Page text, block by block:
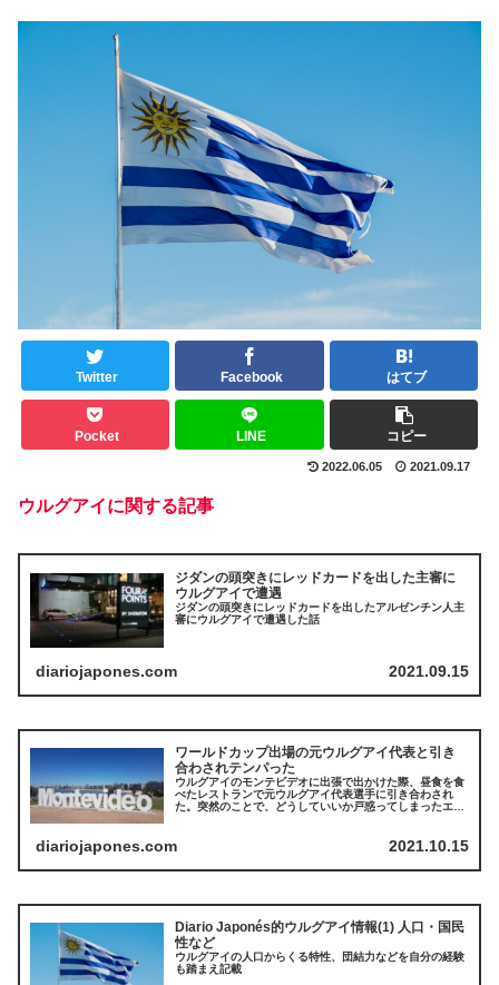
Twitter Facebook はてブ
Pocket LINE コピー
2022.06.05 2021.09.17
ウルグアイに関する記事
ジダンの頭突きにレッドカードを出した主審に
ウルグアイで遭遇
ジダンの頭突きにレッドカードを出したアルゼンチン人主
審にウルグアイで遭遇した話
diariojapones.com 2021.09.15
ワールドカップ出場の元ウルグアイ代表と引き
合わされテンパった
ウルグアイのモンテビデオに出張で出かけた際、昼食を食
べたレストランで元ウルグアイ代表選手に引き合わされ
た。突然のことで、どうしていいか戸惑ってしまったエピ
diariojapones.com 2021.10.15
Diario Japonés的ウルグアイ情報(1) 人口・国民
性など
ウルグアイの人口からくる特性、団結力などを自分の経験
も踏まえ記載